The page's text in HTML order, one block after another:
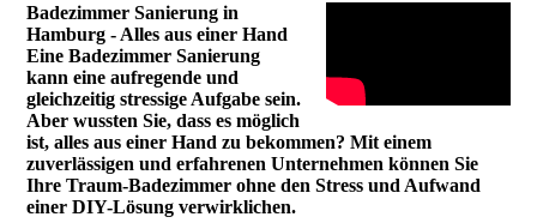
Badezimmer Sanierung in
Hamburg - Alles aus einer Hand
Eine Badezimmer Sanierung
kann eine aufregende und
gleichzeitig stressige Aufgabe sein.
Aber wussten Sie, dass es möglich
ist, alles aus einer Hand zu bekommen? Mit einem
zuverlässigen und erfahrenen Unternehmen können Sie
Ihre Traum-Badezimmer ohne den Stress und Aufwand
einer DIY-Lösung verwirklichen.